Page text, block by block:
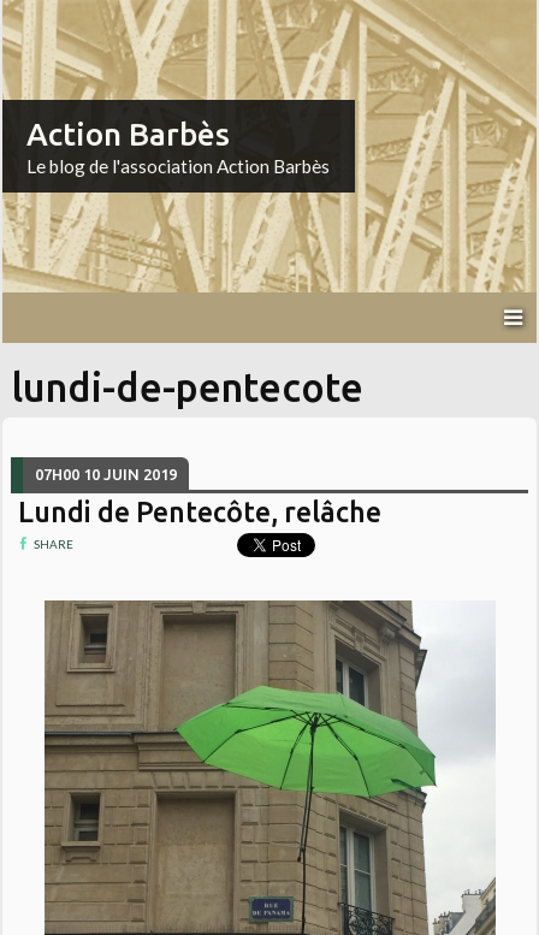
Action Barbès
Le blog de l'association Action Barbès
lundi-de-pentecote
07H00 10 JUIN 2019
Lundi de Pentecôte, relâche
SHARE